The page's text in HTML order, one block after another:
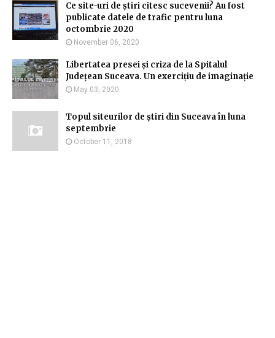
Ce site-uri de știri citesc sucevenii? Au fost
publicate datele de trafic pentru luna
octombrie 2020
November 06, 2020
Libertatea presei și criza de la Spitalul
Județean Suceava. Un exercițiu de imaginație
May 03, 2020
Topul siteurilor de știri din Suceava în luna
septembrie
October 11, 2018